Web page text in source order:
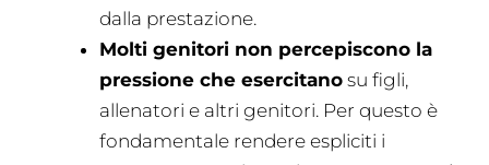
dalla prestazione.
Molti genitori non percepiscono la
pressione che esercitano su figli,
allenatori e altri genitori. Per questo è
fondamentale rendere espliciti i